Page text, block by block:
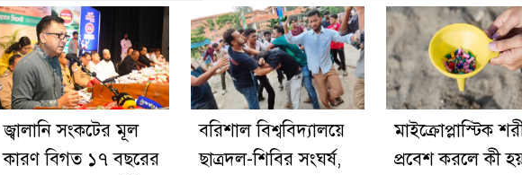
জ্বালানি সংকটের মূল
কারণ বিগত ১৭ বছরের
বরিশাল বিশ্ববিদ্যালয়ে
ছাত্রদল-শিবির সংঘর্ষ,
মাইক্রোপ্লাস্টিক
প্রবেশ করলে কী